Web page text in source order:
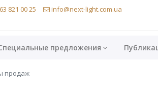
821 00 25 info@next-light.com.ua
предложения
продаж